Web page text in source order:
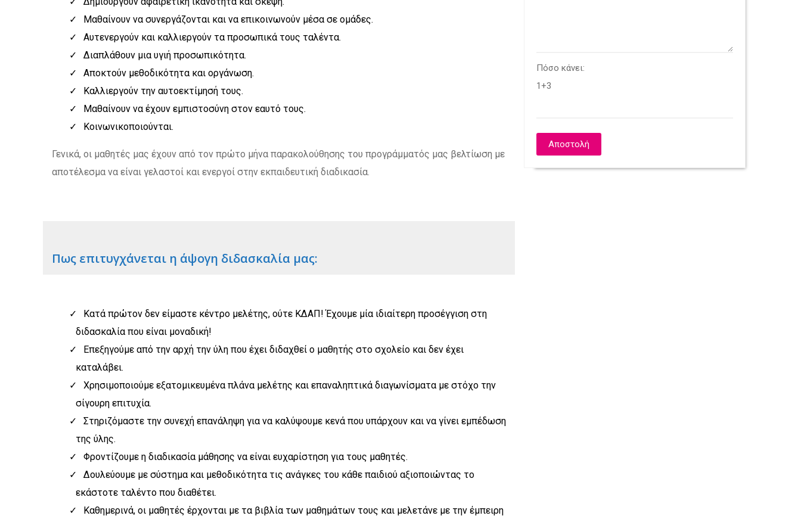
Μαθαίνουν να συνεργάζονται και να επικοινωνούν μέσα σε ομάδες.
Αυτενεργούν και καλλιεργούν τα προσωπικά τους ταλέντα.
Διαπλάθουν μια υγιή προσωπικότητα.
Αποκτούν μεθοδικότητα και οργάνωση.
Καλλιεργούν την αυτοεκτίμησή τους.
Μαθαίνουν να έχουν εμπιστοσύνη στον εαυτό τους.
Κοινωνικοποιούνται.
Γενικά, οι μαθητές μας έχουν από τον πρώτο μήνα παρακολούθησης του προγράμματός μας βελτίωση με
αποτέλεσμα να είναι γελαστοί και ενεργοί στην εκπαιδευτική διαδικασία.
Πως επιτυγχάνεται η άψογη διδασκαλία μας:
Κατά πρώτον δεν είμαστε κέντρο μελέτης, ούτε ΚΔΑΠ! Έχουμε μία ιδιαίτερη προσέγγιση στη
διδασκαλία που είναι μοναδική!
Επεξηγούμε από την αρχή την ύλη που έχει διδαχθεί ο μαθητής στο σχολείο και δεν έχει
καταλάβει.
Χρησιμοποιούμε εξατομικευμένα πλάνα μελέτης και επαναληπτικά διαγωνίσματα με στόχο την
σίγουρη επιτυχία.
Στηριζόμαστε την συνεχή επανάληψη για να καλύψουμε κενά που υπάρχουν και να γίνει εμπέδωση
της ύλης.
Φροντίζουμε η διαδικασία μάθησης να είναι ευχαρίστηση για τους μαθητές.
Δουλεύουμε με σύστημα και μεθοδικότητα τις ανάγκες του κάθε παιδιού αξιοποιώντας το
εκάστοτε ταλέντο που διαθέτει.
Καθημερινά, οι μαθητές έρχονται με τα βιβλία των μαθημάτων τους και μελετάνε με την έμπειρη
Πόσο κάνει:
1+3